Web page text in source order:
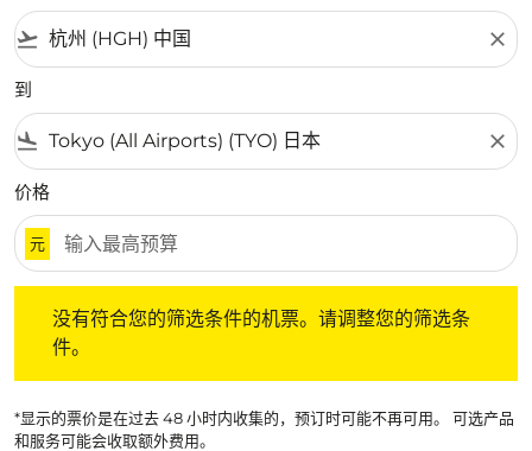
flight_takeoff close
到
flight_land close
价格
元
没有符合您的筛选条件的机票。请调整您的筛选条
件。
*显示的票价是在过去 48 小时内收集的，预订时可能不再可用。 可选产品
和服务可能会收取额外费用。